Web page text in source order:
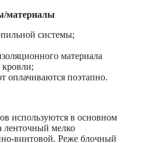
материалы
системы;
материала
оплачиваются поэтапно.
используются в основном
ленточный мелко
винтовой. Реже блочный